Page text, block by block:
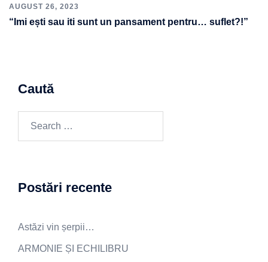
AUGUST 26, 2023
“Imi ești sau iti sunt un pansament pentru… suflet?!”
Caută
Postări recente
Astăzi vin șerpii…
ARMONIE ȘI ECHILIBRU